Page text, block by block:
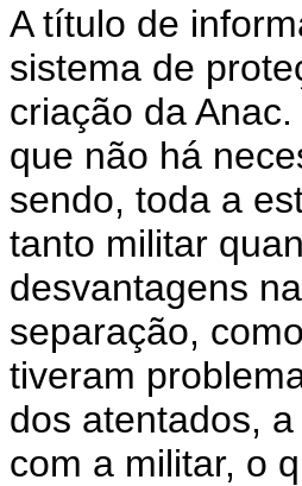
A título de
sistema de
criação da
que não há
sendo, toda a
tanto militar
desvantagens
separação,
tiveram
dos atentados,
com a militar, o